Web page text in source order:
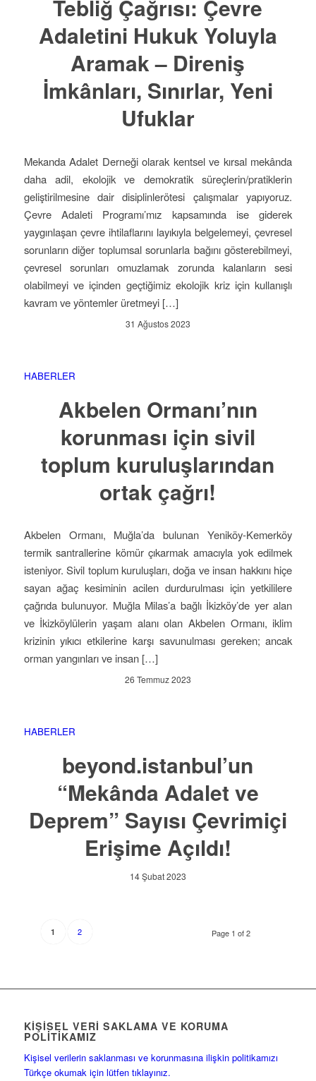
Tebliğ Çağrısı: Çevre
Adaletini Hukuk Yoluyla
Aramak – Direniş
İmkânları, Sınırlar, Yeni
Ufuklar
Mekanda Adalet Derneği olarak kentsel ve kırsal mekânda
daha adil, ekolojik ve demokratik süreçlerin/pratiklerin
geliştirilmesine dair disiplinlerötesi çalışmalar yapıyoruz.
Çevre Adaleti Programı’mız kapsamında ise giderek
yaygınlaşan çevre ihtilaflarını layıkıyla belgelemeyi, çevresel
sorunların diğer toplumsal sorunlarla bağını gösterebilmeyi,
çevresel sorunları omuzlamak zorunda kalanların sesi
olabilmeyi ve içinden geçtiğimiz ekolojik kriz için kullanışlı
kavram ve yöntemler üretmeyi […]
31 Ağustos 2023
HABERLER
Akbelen Ormanı’nın
korunması için sivil
toplum kuruluşlarından
ortak çağrı!
Akbelen Ormanı, Muğla’da bulunan Yeniköy-Kemerköy
termik santrallerine kömür çıkarmak amacıyla yok edilmek
isteniyor. Sivil toplum kuruluşları, doğa ve insan hakkını hiçe
sayan ağaç kesiminin acilen durdurulması için yetkililere
çağrıda bulunuyor. Muğla Milas’a bağlı İkizköy’de yer alan
ve İkizköylülerin yaşam alanı olan Akbelen Ormanı, iklim
krizinin yıkıcı etkilerine karşı savunulması gereken; ancak
orman yangınları ve insan […]
26 Temmuz 2023
HABERLER
beyond.istanbul’un
“Mekânda Adalet ve
Deprem” Sayısı Çevrimiçi
Erişime Açıldı!
14 Şubat 2023
Page 1 of 2
1 2
KIŞISEL VERI SAKLAMA VE KORUMA
POLITIKAMIZ
Kişisel verilerin saklanması ve korunmasına ilişkin politikamızı
Türkçe okumak için lütfen tıklayınız.